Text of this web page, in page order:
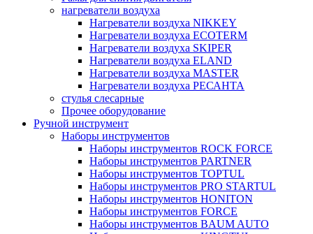
нагреватели воздуха
Нагреватели воздуха NIKKEY
Нагреватели воздуха ECOTERM
Нагреватели воздуха SKIPER
Нагреватели воздуха ELAND
Нагреватели воздуха MASTER
Нагреватели воздуха РЕСАНТА
стулья слесарные
Прочее оборудование
Ручной инструмент
Наборы инструментов
Наборы инструментов ROCK FORCE
Наборы инструментов PARTNER
Наборы инструментов TOPTUL
Наборы инструментов PRO STARTUL
Наборы инструментов HONITON
Наборы инструментов FORCE
Наборы инструментов BAUM AUTO